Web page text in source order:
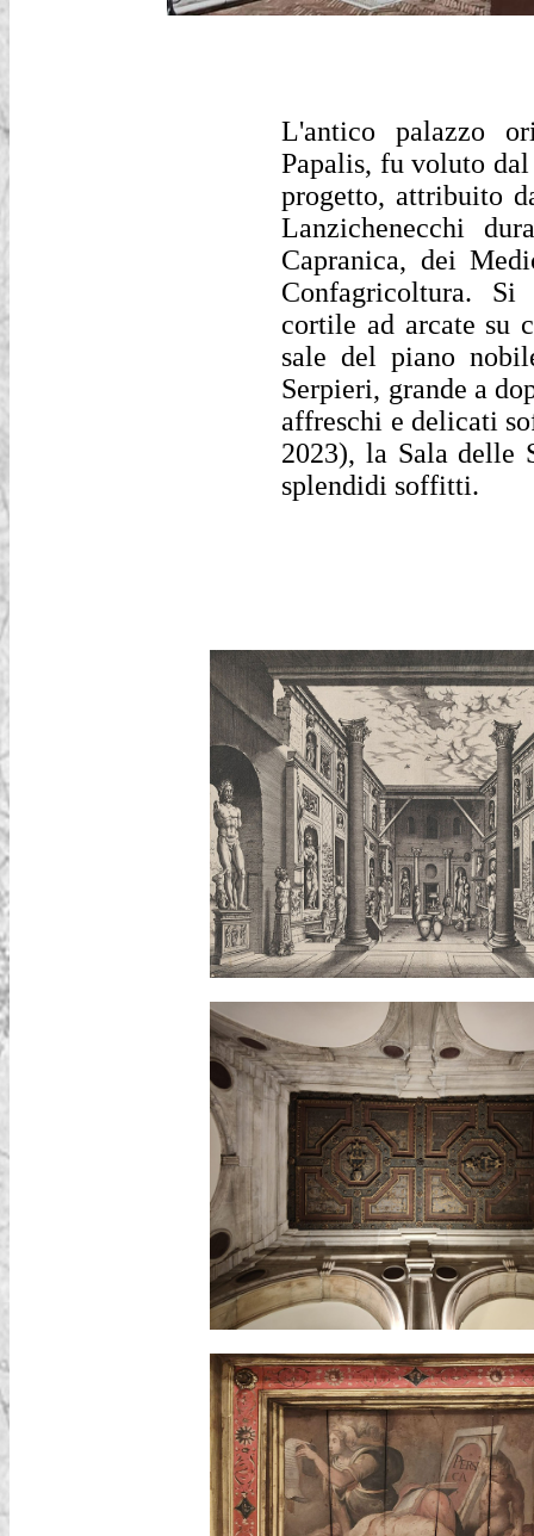
L'antico palazzo
Papalis, fu voluto
progetto, attribuito
Lanzichenecchi
Capranica, dei
Confagricoltura. Si
cortile ad arcate su
sale del piano
Serpieri, grande a
affreschi e delicati
2023), la Sala delle
splendidi soffitti.